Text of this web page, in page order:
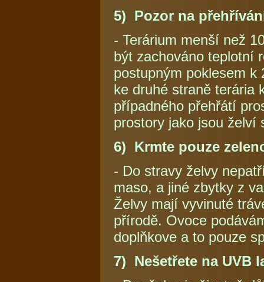
5) Pozor na
- Terárium menší než
být zachováno teplotní
postupným poklesem k
ke druhé straně terária
případného přehřátí
prostory jako jsou želví
6) Krmte pouze
- Do stravy želvy
maso, a jiné zbytky z
Želvy mají vyvinuté
přírodě. Ovoce
doplňkove a to pouze
7) Nešetřete na UVB